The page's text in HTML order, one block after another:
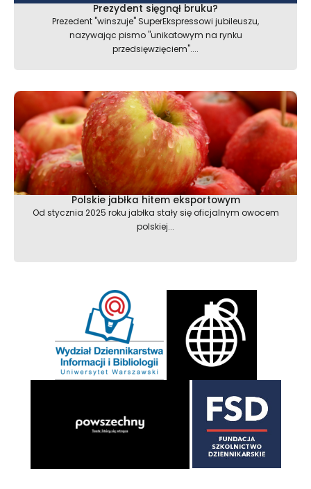
Prezydent sięgnął bruku?
Prezedent "winszuje" SuperEkspressowi jubileuszu,
nazywając pismo "unikatowym na rynku
przedsięwzięciem"....
Polskie jabłka hitem eksportowym
Od stycznia 2025 roku jabłka stały się oficjalnym owocem
polskiej...